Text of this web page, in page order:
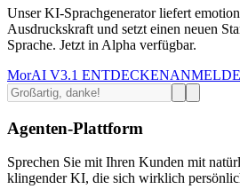
Unser KI-Sprachgenerator liefert
Ausdruckskraft und setzt einen neuen
Sprache. Jetzt in Alpha verfügbar.
MorAI V3.1 ENTDECKEN
Agenten-Plattform
Sprechen Sie mit Ihren Kunden mit
klingender KI, die sich wirklich